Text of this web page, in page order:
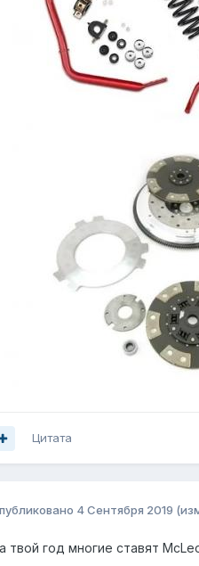
Цитата
4 Сентября 2019
твой год многие ставят